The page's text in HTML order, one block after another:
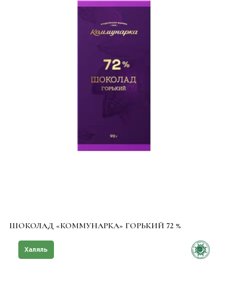
ШОКОЛАД «КОММУНАРКА» ГОРЬКИЙ 72 %
Халяль